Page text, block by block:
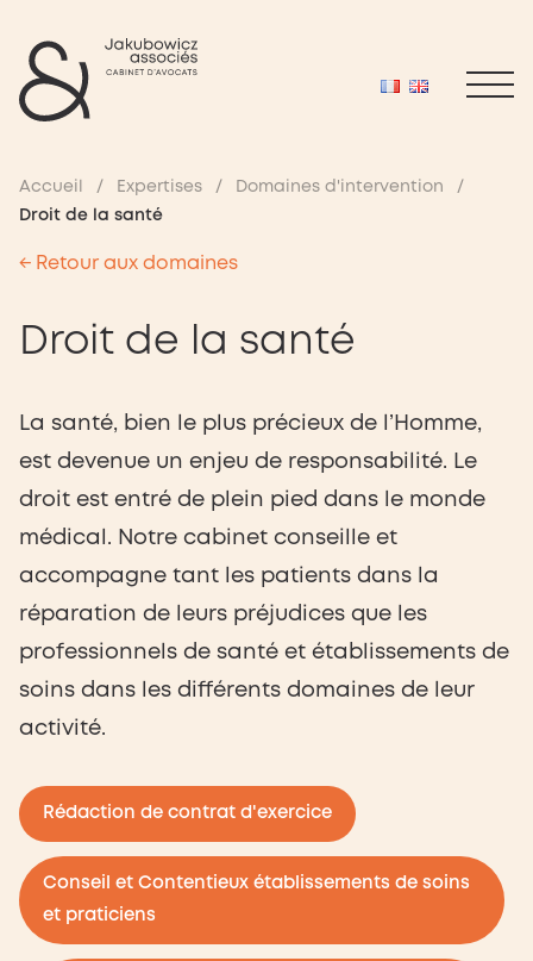
Accueil / Expertises / Domaines d'intervention
/
Droit de la santé
← Retour aux domaines
Droit de la santé
La santé, bien le plus précieux de l’Homme,
est devenue un enjeu de responsabilité. Le
droit est entré de plein pied dans le monde
médical. Notre cabinet conseille et
accompagne tant les patients dans la
réparation de leurs préjudices que les
professionnels de santé et établissements de
soins dans les différents domaines de leur
activité.
Rédaction de contrat d'exercice
Conseil et Contentieux établissements de soins
et praticiens